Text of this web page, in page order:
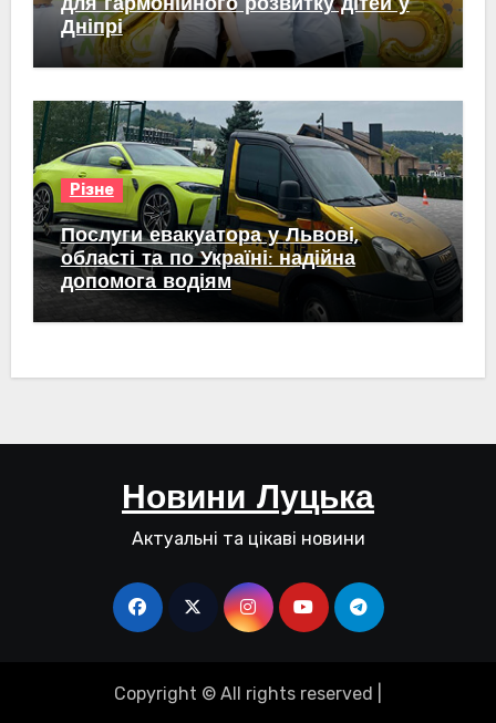
для гармонійного розвитку дітей у
Дніпрі
Різне
Послуги евакуатора у Львові,
області та по Україні: надійна
допомога водіям
Новини Луцька
Актуальні та цікаві новини
Copyright © All rights reserved